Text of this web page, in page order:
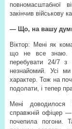
закінчив військову
— Що, на вашу
Віктор: Мені як
що не все знаю.
перебувати 24/7 з
незнайомий. Усі
характер. Тож на
подолати, і тепер
Мені доводилося
справжній офіцер
почепила погони.